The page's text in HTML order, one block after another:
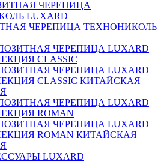
ЧЕРЕПИЦА ТЕХНОНИКОЛЬ
ЧЕРЕПИЦА LUXARD
CLASSIC
ЧЕРЕПИЦА LUXARD
CLASSIC КИТАЙСКАЯ
ЧЕРЕПИЦА LUXARD
ROMAN
ЧЕРЕПИЦА LUXARD
ROMAN КИТАЙСКАЯ
LUXARD